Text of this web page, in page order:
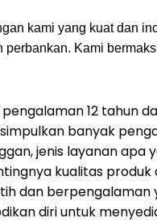
kami yang kuat dan
perbankan. Kami
12 tahun
banyak
jenis layanan apa
kualitas
dan berpengalaman
diri untuk